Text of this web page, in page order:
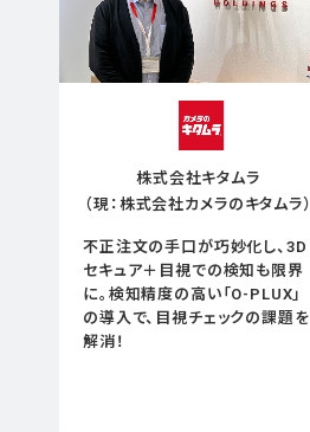
株式会社キタムラ
（現：株式会社カメラのキタムラ）
不正注文の手口が巧妙化し、3D
セキュア＋目視での検知も限界
に。検知精度の高い「O-PLUX」
の導入で、目視チェックの課題を
解消！